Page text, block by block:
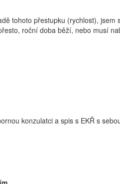
tohoto přestupku (rychlost), jsem
roční doba běží, nebo musí
konzulatci a spis s EKŘ s